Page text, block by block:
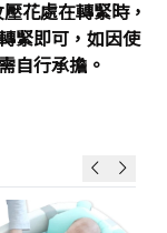
花處在轉緊時，
緊即可，如因使
自行承擔。